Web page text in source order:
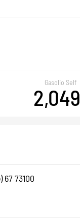
Gasolio Self
2,049
67 73100